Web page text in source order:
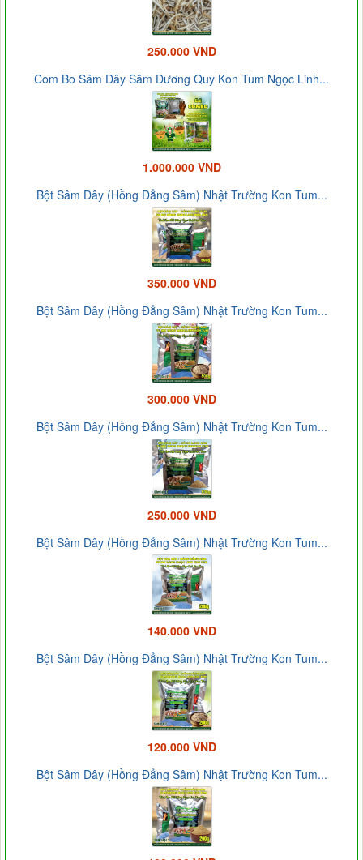
250.000 VND
Com Bo Sâm Dây Sâm Đương Quy Kon Tum Ngọc Linh...
1.000.000 VND
Bột Sâm Dây (Hồng Đẳng Sâm) Nhật Trường Kon Tum...
350.000 VND
Bột Sâm Dây (Hồng Đẳng Sâm) Nhật Trường Kon Tum...
300.000 VND
Bột Sâm Dây (Hồng Đẳng Sâm) Nhật Trường Kon Tum...
250.000 VND
Bột Sâm Dây (Hồng Đẳng Sâm) Nhật Trường Kon Tum...
140.000 VND
Bột Sâm Dây (Hồng Đẳng Sâm) Nhật Trường Kon Tum...
120.000 VND
Bột Sâm Dây (Hồng Đẳng Sâm) Nhật Trường Kon Tum...